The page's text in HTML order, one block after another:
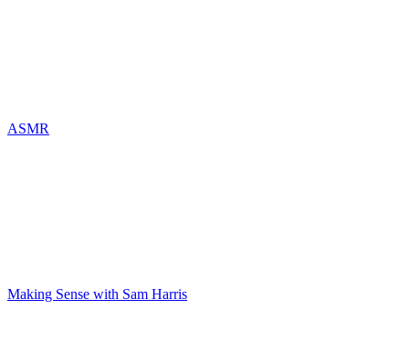
ASMR
Making Sense with Sam Harris